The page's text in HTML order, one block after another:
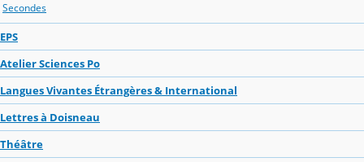
Secondes
EPS
Atelier Sciences Po
Langues Vivantes Étrangères & International
Lettres à Doisneau
Théâtre